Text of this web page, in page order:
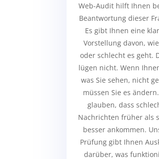
Web-Audit hilft Ihnen
Beantwortung dieser
Es gibt Ihnen eine
Vorstellung davon,
oder schlecht es geht.
lügen nicht. Wenn
was Sie sehen, nicht
müssen Sie es
glauben, dass
Nachrichten früher als
besser ankommen.
Prüfung gibt Ihnen
darüber, was